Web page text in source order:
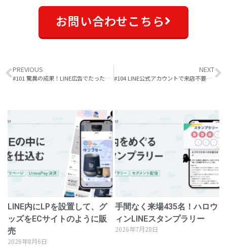
お問い合わせこちら
PREVIOUS
#101 驚異の成果！LINE広告でたったの4日で友だち1,093人を超えた方法
NEXT
#104 LINE公式アカウントで来店不要な「デジタルギフト」を特典として友だちを集める方法
LINE内にLPを設置して、グ
ッズをECサイトのように販
売
2026年8月6日
手間なく来場435名！ハロウ
ィンLINEスタンプラリー
2026年7月28日